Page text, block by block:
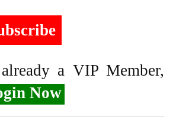
a VIP Member,
Now